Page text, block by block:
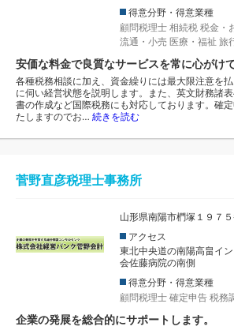
得意分野・得意業種
顧問税理士 相続税 税金・
流通・小売 医療・福祉 旅
安価な料金で良質なサービスを常に心がけて
各種税務相談に加え、資金繰りには最大限注意を
に伺い経営状態を説明します。また、英文財務諸
書の作成など国際税務にも対応しております。確
たしますのでお… 続きを読む
菅野直彦税理士事務所
山形県南陽市椚塚１９７
アクセス
東北中央道の南陽高畠イ
会佐藤病院の南側
得意分野・得意業種
顧問税理士 確定申告 税務
企業の発展を総合的にサポートします。